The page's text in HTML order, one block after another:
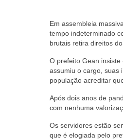
Em assembleia
tempo indeterminado
brutais retira direitos
O prefeito Gean
assumiu o cargo, suas
população acreditar
Após dois anos de
com nenhuma
Os servidores estão
que é elogiada pelo